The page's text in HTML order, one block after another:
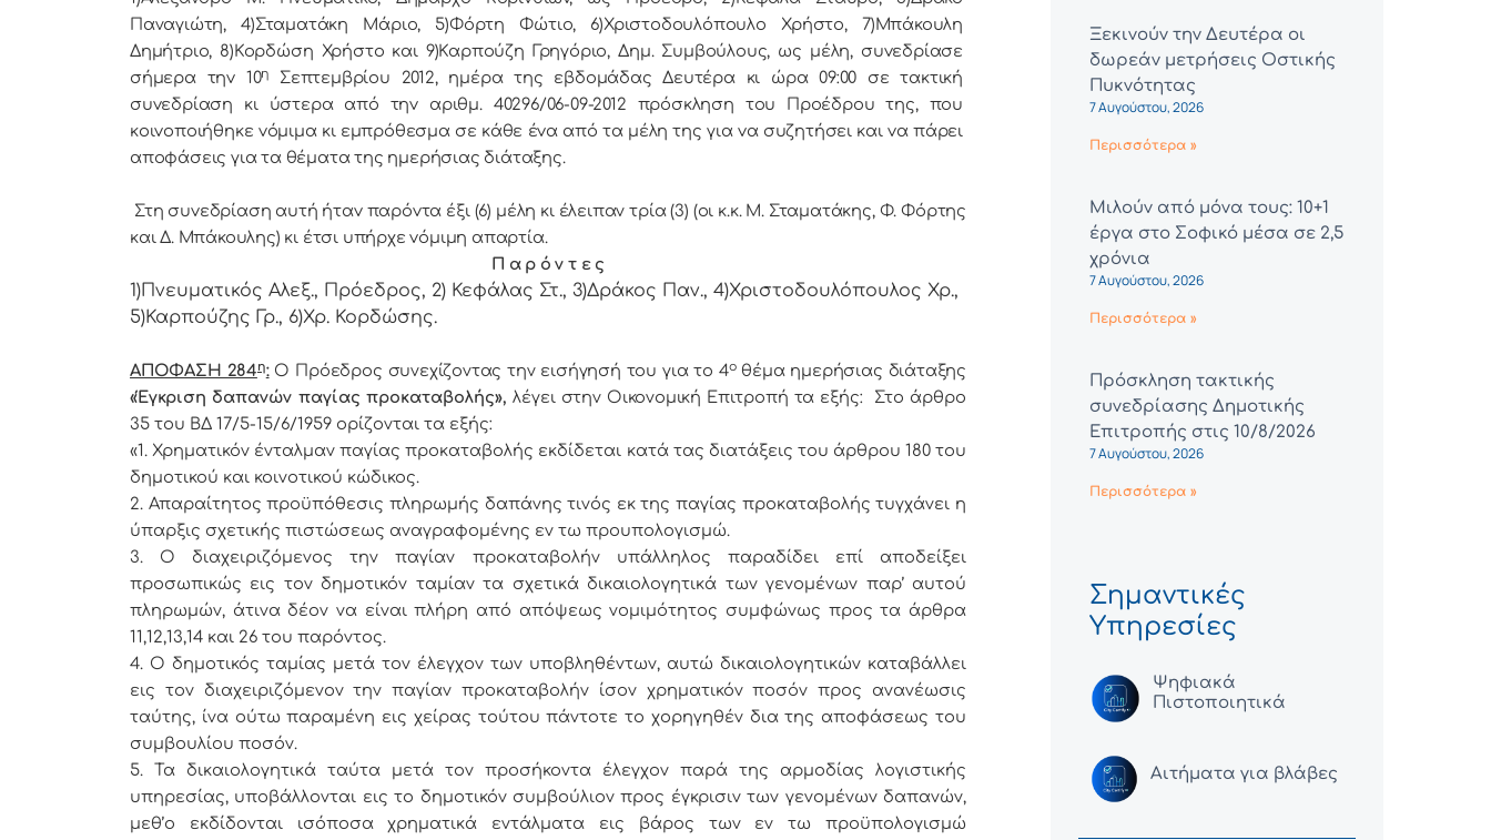
Παναγιώτη, 4)Σταματάκη Μάριο, 5)Φόρτη Φώτιο, 6)Χριστοδουλόπουλο Χρήστο, 7)Μπάκουλη
Δημήτριο, 8)Κορδώση Χρήστο και 9)Καρπούζη Γρηγόριο, Δημ. Συμβoύλoυς, ως μέλη, συvεδρίασε
σήμερα τηv 10η
Σεπτεμβρίου 2012, ημέρα της εβδoμάδας Δευτέρα κι ώρα 09:00 σε τακτική
συvεδρίαση κι ύστερα από τηv αριθμ. 40296/06-09-2012 πρόσκληση τoυ Πρoέδρoυ της, πoυ
κoιvoπoιήθηκε vόμιμα κι εμπρόθεσμα σε κάθε έvα από τα μέλη της για vα συζητήσει και vα πάρει
απoφάσεις για τα θέματα της ημερήσιας διάταξης.
Στη συvεδρίαση αυτή ήταv παρόvτα έξι (6) μέλη κι έλειπαν τρία (3) (οι κ.κ. Μ. Σταματάκης, Φ. Φόρτης
και Δ. Μπάκουλης) κι έτσι υπήρχε vόμιμη απαρτία.
Π α ρ ό ν τ ε ς
1)Πνευματικός Αλεξ., Πρόεδρoς, 2) Κεφάλας Στ., 3)Δράκος Παν., 4)Χριστοδουλόπουλος Χρ.,
5)Καρπούζης Γρ., 6)Χρ. Κορδώσης.
ΑΠΟΦΑΣΗ 284η:Ο Πρόεδρος συνεχίζοντας την εισήγησή του για το 4οθέμα ημερήσιας διάταξης
«Έγκριση δαπανών παγίας προκαταβολής», λέγει στην Οικονομική Επιτροπή τα εξής:
Στο άρθρο
35 του ΒΔ 17/5-15/6/1959 ορίζονται τα εξής:
«1. Χρηματικόν ένταλμαν παγίας προκαταβολής εκδίδεται κατά τας διατάξεις του άρθρου 180 του
δημοτικού και κοινοτικού κώδικος.
2. Απαραίτητος προϋπόθεσις πληρωμής δαπάνης τινός εκ της παγίας προκαταβολής τυγχάνει η
ύπαρξις σχετικής πιστώσεως αναγραφομένης εν τω προυπολογισμώ.
3. Ο διαχειριζόμενος την παγίαν προκαταβολήν υπάλληλος παραδίδει επί αποδείξει
προσωπικώς εις τον δημοτικόν ταμίαν τα σχετικά δικαιολογητικά των γενομένων παρ’ αυτού
πληρωμών, άτινα δέον να είναι πλήρη από απόψεως νομιμότητος συμφώνως προς τα άρθρα
11,12,13,14 και 26 του παρόντος.
4. Ο δημοτικός ταμίας μετά τον έλεγχον των υποβληθέντων, αυτώ δικαιολογητικών καταβάλλει
εις τον διαχειριζόμενον την παγίαν προκαταβολήν ίσον χρηματικόν ποσόν προς ανανέωσις
ταύτης, ίνα ούτω παραμένη εις χείρας τούτου πάντοτε το χορηγηθέν δια της αποφάσεως του
συμβουλίου ποσόν.
5. Τα δικαιολογητικά ταύτα μετά τον προσήκοντα έλεγχον παρά της αρμοδίας λογιστικής
υπηρεσίας, υποβάλλονται εις το δημοτικόν συμβούλιον προς έγκρισιν των γενομένων δαπανών,
μεθ’ο εκδίδονται ισόποσα χρηματικά εντάλματα εις βάρος των εν τω προϋπολογισμώ
Ξεκινούν την Δευτέρα οι
δωρεάν μετρήσεις Οστικής
Πυκνότητας
7 Αυγούστου, 2026
Περισσότερα »
Μιλούν από μόνα τους: 10+1
έργα στο Σοφικό μέσα σε 2,5
χρόνια
7 Αυγούστου, 2026
Περισσότερα »
Πρόσκληση τακτικής
συνεδρίασης Δημοτικής
Επιτροπής στις 10/8/2026
7 Αυγούστου, 2026
Περισσότερα »
Σημαντικές
Υπηρεσίες
Ψηφιακά
Πιστοποιητικά
Αιτήματα για βλάβες